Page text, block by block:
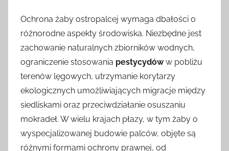
Ochrona żaby ostropalcej wymaga dbałości o
różnorodne aspekty środowiska. Niezbędne jest
zachowanie naturalnych zbiorników wodnych,
ograniczenie stosowania pestycydóww pobliżu
terenów lęgowych, utrzymanie korytarzy
ekologicznych umożliwiających migracje między
siedliskami oraz przeciwdziałanie osuszaniu
mokradeł. W wielu krajach płazy, w tym żaby o
wyspecjalizowanej budowie palców, objęte są
różnymi formami ochrony prawnej, od